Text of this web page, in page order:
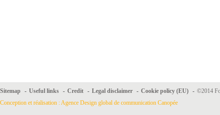
Sitemap - Useful links - Credit - Legal disclaimer - Cookie policy (EU) - ©2014
Conception et réalisation : Agence Design global de communication Canopée